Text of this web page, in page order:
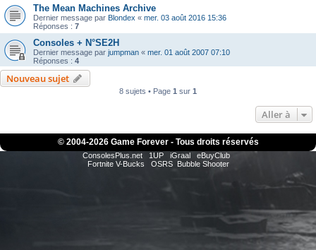
The Mean Machines Archive
Dernier message par Blondex « mer. 03 août 2016 15:36
Réponses : 7
Consoles + N°SE2H
Dernier message par jumpman « mer. 01 août 2007 07:10
Réponses : 4
Nouveau sujet
8 sujets • Page 1 sur 1
Aller à
© 2004-2026 Game Forever - Tous droits réservés
ConsolesPlus.net 1UP iGraal
eBuyClub
Fortnite V-Bucks
OSRS Bubble Shooter